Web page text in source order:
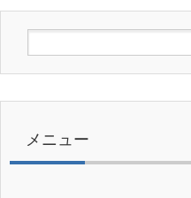
メニュー